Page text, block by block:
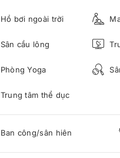
Hồ bơi ngoài trời
Sân cầu lông
Phòng Yoga
Trung tâm thể dục
Ban công/sân hiên